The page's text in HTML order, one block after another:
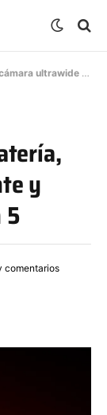
y Snapdragon 8 Elite Gen 5
y
5
comentarios